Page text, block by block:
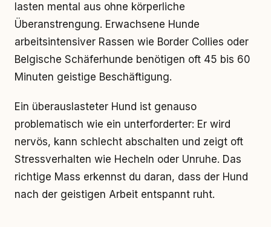
lasten mental aus ohne körperliche
Überanstrengung. Erwachsene Hunde
arbeitsintensiver Rassen wie Border Collies oder
Belgische Schäferhunde benötigen oft 45 bis 60
Minuten geistige Beschäftigung.
Ein überauslasteter Hund ist genauso
problematisch wie ein unterforderter: Er wird
nervös, kann schlecht abschalten und zeigt oft
Stressverhalten wie Hecheln oder Unruhe. Das
richtige Mass erkennst du daran, dass der Hund
nach der geistigen Arbeit entspannt ruht.